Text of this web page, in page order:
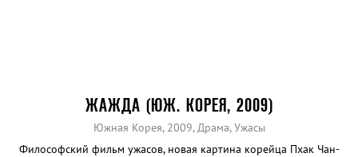
ЖАЖДА (ЮЖ. КОРЕЯ, 2009)
Южная Корея, 2009, Драма, Ужасы
Философский фильм ужасов, новая картина корейца Пхак Чан-